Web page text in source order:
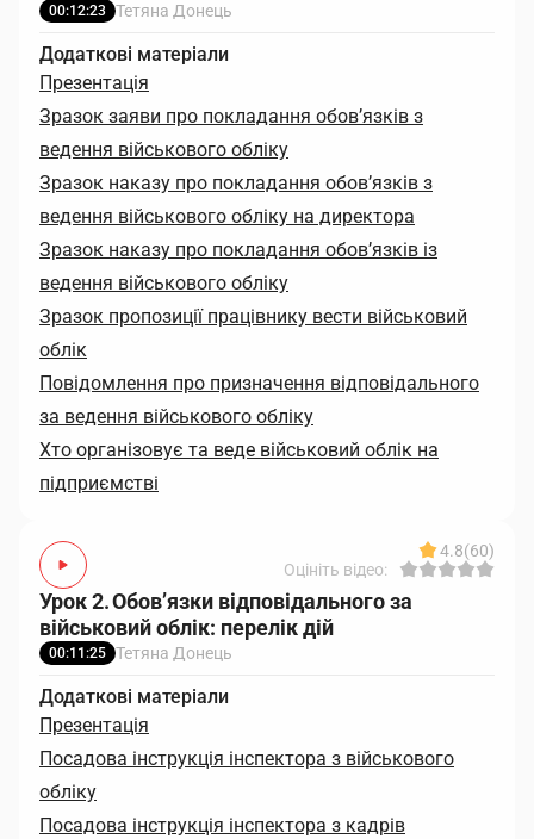
00:12:23 Тетяна Донець
Додаткові матеріали
Презентація
Зразок заяви про покладання обов’язків з
ведення військового обліку
Зразок наказу про покладання обов’язків з
ведення військового обліку на директора
Зразок наказу про покладання обов’язків із
ведення військового обліку
Зразок пропозиції працівнику вести військовий
облік
Повідомлення про призначення відповідального
за ведення військового обліку
Хто організовує та веде військовий облік на
підприємстві
4.8(60)
Оцініть відео:
Урок 2. Обов’язки відповідального за
військовий облік: перелік дій
00:11:25 Тетяна Донець
Додаткові матеріали
Презентація
Посадова інструкція інспектора з військового
обліку
Посадова інструкція інспектора з кадрів